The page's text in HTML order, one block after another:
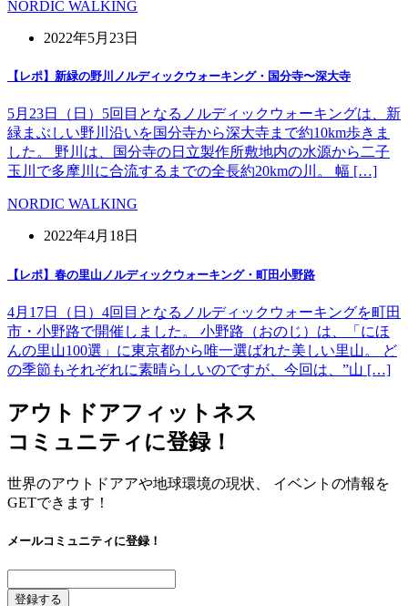
NORDIC WALKING
2022年5月23日
【レポ】新緑の野川ノルディックウォーキング・国分寺〜深大寺
5月23日（日）5回目となるノルディックウォーキングは、新
緑まぶしい野川沿いを国分寺から深大寺まで約10km歩きま
した。 野川は、国分寺の日立製作所敷地内の水源から二子
玉川で多摩川に合流するまでの全長約20kmの川。 幅 […]
NORDIC WALKING
2022年4月18日
【レポ】春の里山ノルディックウォーキング・町田小野路
4月17日（日）4回目となるノルディックウォーキングを町田
市・小野路で開催しました。 小野路（おのじ）は、「にほ
んの里山100選」に東京都から唯一選ばれた美しい里山。 ど
の季節もそれぞれに素晴らしいのですが、今回は、”山 […]
アウトドアフィットネス
コミュニティに登録！
世界のアウトドアアや地球環境の現状、 イベントの情報を
GETできます！
メールコミュニティに登録！